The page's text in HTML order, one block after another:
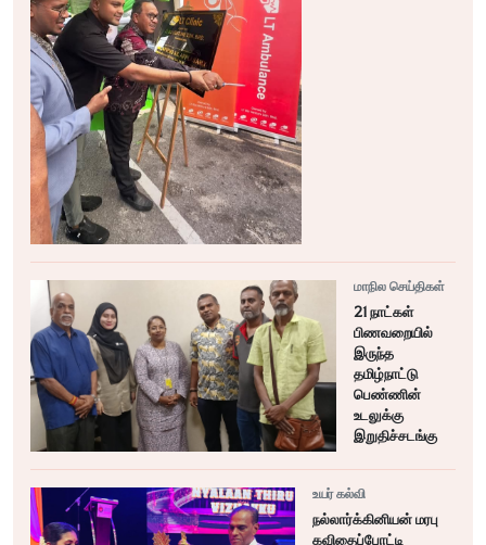
மாநில செய்திகள்
21 நாட்கள்
பிணவறையில்
இருந்த
தமிழ்நாட்டு
பெண்ணின்
உடலுக்கு
இறுதிச்சடங்கு
உயர் கல்வி
நல்லார்க்கினியன் மரபு
கவிதைப்போட்டி